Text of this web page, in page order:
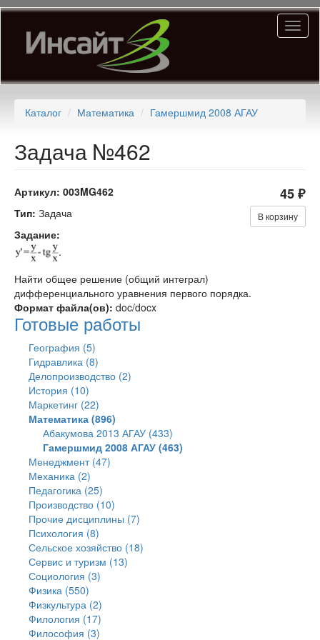
Перейти
основному
содержанию
Каталог Математика Гамершмид 2008 АГАУ
Задача №462
Артикул: 003MG462 45 ₽
В корзину
Тип: Задача
Задание:
.
Найти общее решение (общий интеграл)
дифференциального уравнения первого порядка.
Формат файла(ов): doc/docx
Готовые работы
География (5)
Гидравлика (8)
Делопроизводство (2)
История (10)
Маркетинг (22)
Математика (896)
Абакумова 2013 АГАУ (433)
Гамершмид 2008 АГАУ (463)
Менеджмент (47)
Механика (2)
Педагогика (25)
Производство (10)
Прочие дисциплины (7)
Психология (8)
Сельское хозяйство (18)
Сервис и туризм (13)
Социология (3)
Физика (550)
Физкультура (2)
Филология (17)
Философия (3)